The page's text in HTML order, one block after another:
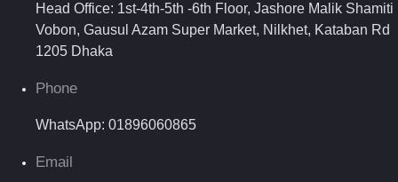
Head Office: 1st-4th-5th -6th Floor, Jashore Malik Shamiti
Vobon, Gausul Azam Super Market, Nilkhet, Kataban Rd
1205 Dhaka
Phone
WhatsApp: 01896060865
Email